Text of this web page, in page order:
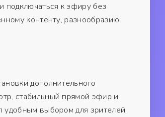
подключаться к эфиру без
контенту, разнообразию
дополнительного
стабильный прямой эфир и
удобным выбором для зрителей,